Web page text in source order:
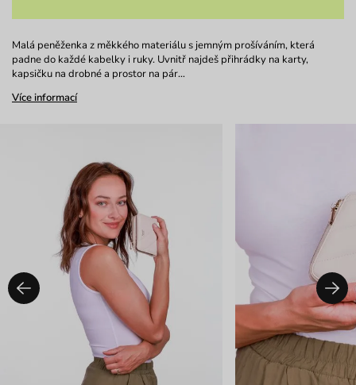
Malá peněženka z měkkého materiálu s jemným prošíváním, která
padne do každé kabelky i ruky. Uvnitř najdeš přihrádky na karty,
kapsičku na drobné a prostor na pár…
Více informací